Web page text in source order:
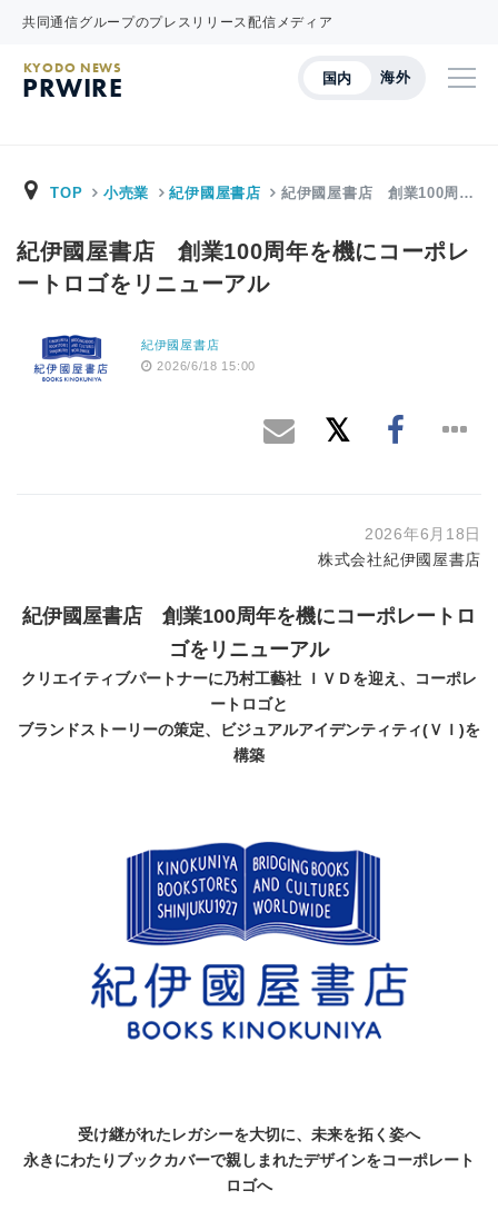
共同通信グループのプレスリリース配信メディア
国内 海外
KYODO NEWS
PRWIRE
TOP 小売業 紀伊國屋書店 紀伊國屋書店 創業100周…
紀伊國屋書店 創業100周年を機にコーポレ
ートロゴをリニューアル
紀伊國屋書店
2026/6/18 15:00
2026年6月18日
株式会社紀伊國屋書店
紀伊國屋書店 創業100周年を機にコーポレートロ
ゴをリニューアル
クリエイティブパートナーに乃村工藝社 ＩＶＤを迎え、コーポレ
ートロゴと
ブランドストーリーの策定、ビジュアルアイデンティティ( ＶＩ )を
構築
受け継がれたレガシーを大切に、未来を拓く姿へ
永きにわたりブックカバーで親しまれたデザインをコーポレート
ロゴへ